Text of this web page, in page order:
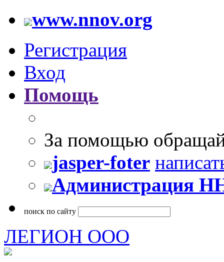
www.nnov.org
Регистрация
Вход
Помощь
За помощью
jasper-foter
Администрация
поиск по сайту
ЛЕГИОН ООО